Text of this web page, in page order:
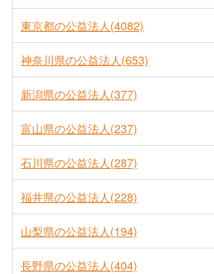
東京都の公益法人(4082)
神奈川県の公益法人(653)
新潟県の公益法人(377)
富山県の公益法人(237)
石川県の公益法人(287)
福井県の公益法人(228)
山梨県の公益法人(194)
長野県の公益法人(404)